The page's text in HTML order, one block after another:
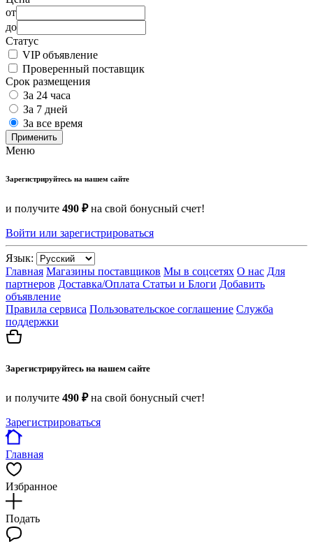
от
до
Статус
VIP объявление
Проверенный поставщик
Срок размещения
За 24 часа
За 7 дней
За все время
Применить
Меню
Зарегистрируйтесь на нашем сайте
и получите 490 ₽на свой бонусный счет!
Войти или зарегистрироваться
Язык:
Главная Магазины поставщиков Мы в соцсетях О нас Для
партнеров Доставка/Оплата Статьи и Блоги Добавить
объявление
Правила сервиса Пользовательское соглашение Служба
поддержки
Зарегистрируйтесь на нашем сайте
и получите 490 ₽на свой бонусный счет!
Зарегистрироваться
Главная
Избранное
Подать